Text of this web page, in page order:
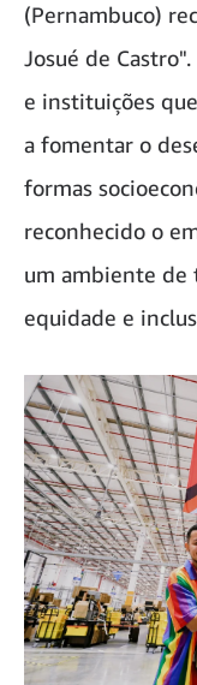
(Pernambuco)
Josué de
e instituições
a fomentar o
formas
reconhecido o
um ambiente de
equidade e